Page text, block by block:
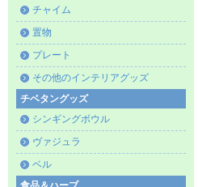
チャイム
置物
プレート
その他のインテリアグッズ
チベタングッズ
シンギングボウル
ヴァジュラ
ベル